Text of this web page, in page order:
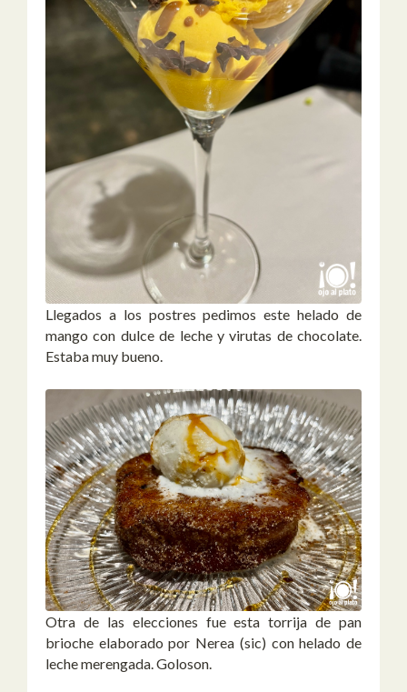
Llegados a los postres pedimos este helado de
mango con dulce de leche y virutas de chocolate.
Estaba muy bueno.
Otra de las elecciones fue esta torrija de pan
brioche elaborado por Nerea (sic) con helado de
leche merengada. Goloson.